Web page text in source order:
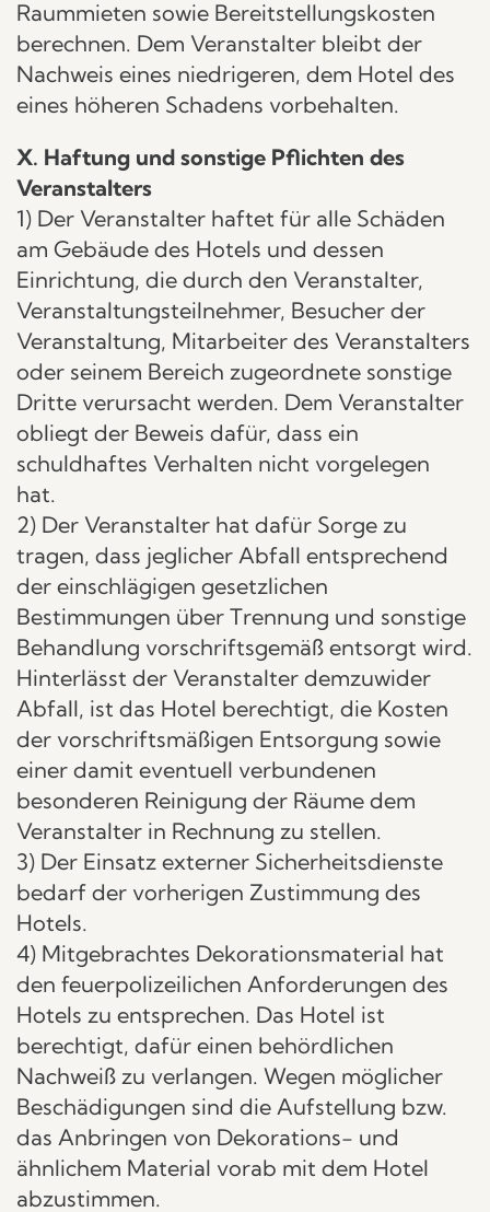
Raummieten sowie Bereitstellungskosten
berechnen. Dem Veranstalter bleibt der
Nachweis eines niedrigeren, dem Hotel des
eines höheren Schadens vorbehalten.
X. Haftung und sonstige Pflichten des
Veranstalters
1) Der Veranstalter haftet für alle Schäden
am Gebäude des Hotels und dessen
Einrichtung, die durch den Veranstalter,
Veranstaltungsteilnehmer, Besucher der
Veranstaltung, Mitarbeiter des Veranstalters
oder seinem Bereich zugeordnete sonstige
Dritte verursacht werden. Dem Veranstalter
obliegt der Beweis dafür, dass ein
schuldhaftes Verhalten nicht vorgelegen
hat.
2) Der Veranstalter hat dafür Sorge zu
tragen, dass jeglicher Abfall entsprechend
der einschlägigen gesetzlichen
Bestimmungen über Trennung und sonstige
Behandlung vorschriftsgemäß entsorgt wird.
Hinterlässt der Veranstalter demzuwider
Abfall, ist das Hotel berechtigt, die Kosten
der vorschriftsmäßigen Entsorgung sowie
einer damit eventuell verbundenen
besonderen Reinigung der Räume dem
Veranstalter in Rechnung zu stellen.
3) Der Einsatz externer Sicherheitsdienste
bedarf der vorherigen Zustimmung des
Hotels.
4) Mitgebrachtes Dekorationsmaterial hat
den feuerpolizeilichen Anforderungen des
Hotels zu entsprechen. Das Hotel ist
berechtigt, dafür einen behördlichen
Nachweiß zu verlangen. Wegen möglicher
Beschädigungen sind die Aufstellung bzw.
das Anbringen von Dekorations- und
ähnlichem Material vorab mit dem Hotel
abzustimmen.